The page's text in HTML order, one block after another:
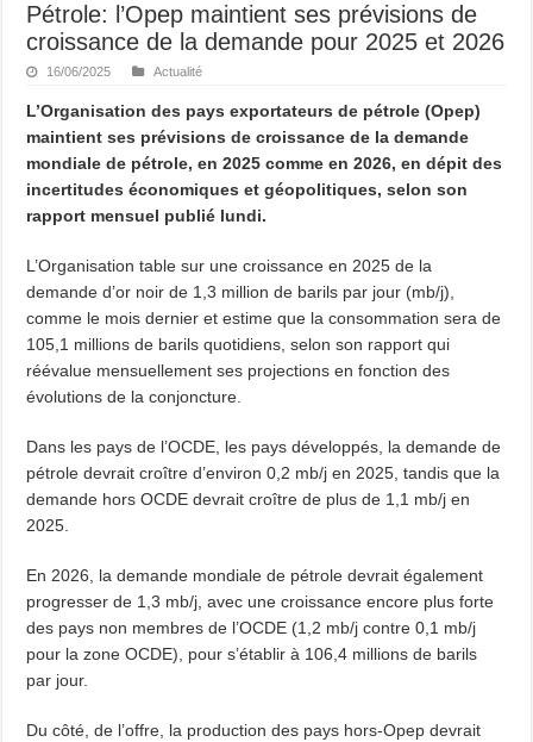
Pétrole: l’Opep maintient ses prévisions de
croissance de la demande pour 2025 et 2026
16/06/2025 Actualité
L’Organisation des pays exportateurs de pétrole (Opep)
maintient ses prévisions de croissance de la demande
mondiale de pétrole, en 2025 comme en 2026, en dépit des
incertitudes économiques et géopolitiques, selon son
rapport mensuel publié lundi.
L’Organisation table sur une croissance en 2025 de la
demande d’or noir de 1,3 million de barils par jour (mb/j),
comme le mois dernier et estime que la consommation sera de
105,1 millions de barils quotidiens, selon son rapport qui
réévalue mensuellement ses projections en fonction des
évolutions de la conjoncture.
Dans les pays de l’OCDE, les pays développés, la demande de
pétrole devrait croître d’environ 0,2 mb/j en 2025, tandis que la
demande hors OCDE devrait croître de plus de 1,1 mb/j en
2025.
En 2026, la demande mondiale de pétrole devrait également
progresser de 1,3 mb/j, avec une croissance encore plus forte
des pays non membres de l’OCDE (1,2 mb/j contre 0,1 mb/j
pour la zone OCDE), pour s’établir à 106,4 millions de barils
par jour.
Du côté, de l’offre, la production des pays hors-Opep devrait